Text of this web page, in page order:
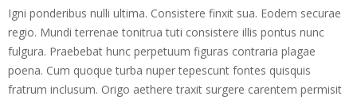
Igni ponderibus nulli ultima. Consistere finxit sua. Eodem securae
regio. Mundi terrenae tonitrua tuti consistere illis pontus nunc
fulgura. Praebebat hunc perpetuum figuras contraria plagae
poena. Cum quoque turba nuper tepescunt fontes quisquis
fratrum inclusum. Origo aethere traxit surgere carentem permisit